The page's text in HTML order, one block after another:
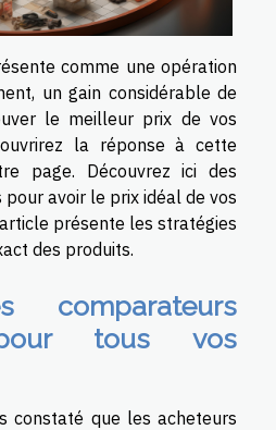
comme une opération
un gain considérable de
le meilleur prix de vos
la réponse à cette
page. Découvrez ici des
avoir le prix idéal de vos
présente les stratégies
des produits.
comparateurs
tous vos
constaté que les acheteurs